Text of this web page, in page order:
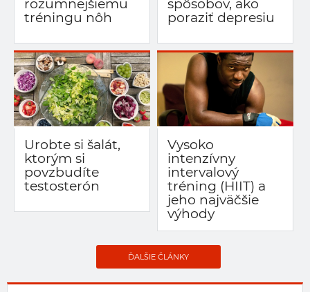
rozumnejšiemu
tréningu nôh
spôsobov, ako
poraziť depresiu
Urobte si šalát,
ktorým si
povzbudíte
testosterón
Vysoko
intenzívny
intervalový
tréning (HIIT) a
jeho najväčšie
výhody
ĎALŠIE ČLÁNKY